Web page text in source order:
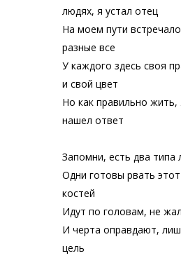
людях, я устал отец
На моем пути
разные все
У каждого здесь своя
и свой цвет
Но как правильно жить,
нашел ответ
Запомни, есть два типа
Одни готовы рвать
костей
Идут по головам, не
И черта оправдают,
цель